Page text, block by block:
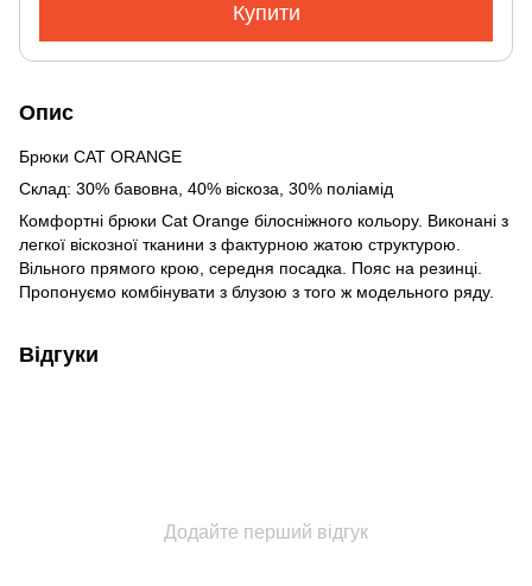
Купити
Опис
Брюки CAT ORANGE
Склад: 30% бавовна, 40% віскоза, 30% поліамід
Комфортні брюки Cat Orange білосніжного кольору. Виконані з
легкої віскозної тканини з фактурною жатою структурою.
Вільного прямого крою, середня посадка. Пояс на резинці.
Пропонуємо комбінувати з блузою з того ж модельного ряду.
Відгуки
Додайте перший відгук